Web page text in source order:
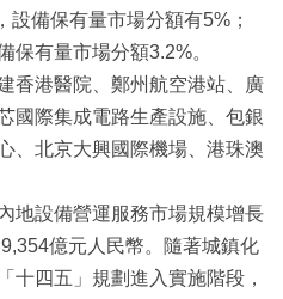
備保有量市場分額有5%；
保有量市場分額3.2%。
香港醫院、鄭州航空港站、廣
國際集成電路生產設施、包銀
、北京大興國際機場、港珠澳
地設備營運服務市場規模增長
億元人民幣。隨著城鎮化
十四五」規劃進入實施階段，